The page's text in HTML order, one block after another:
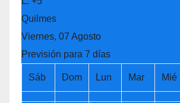
Quilmes
Viernes, 07 Agosto
Previsión para 7 días
Sáb Dom Lun Mar Mié